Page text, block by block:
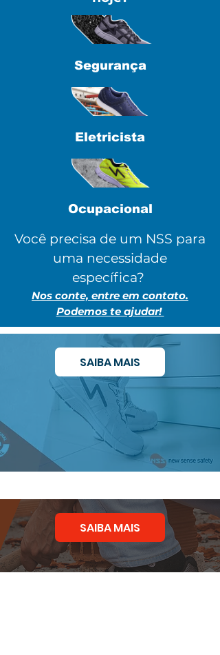
Segurança
Eletricista
Ocupacional
Você precisa de um NSS para
uma necessidade
específica?
Nos conte, entre em contato.
Podemos te ajudar!
SAIBA MAIS
SAIBA MAIS